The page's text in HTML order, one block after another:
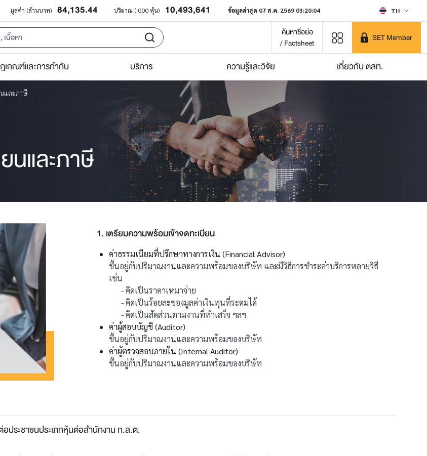
มูลค่า (ล้านบาท) 84,135.44 ปริมาณ ('000 หุ้น) 10,493,641 ข้อมูลล่าสุด 07 ส.ค. 2569 03:20:04 TH
ค้นหาชื่อย่อ
/ Factsheet
SET Member
เกณฑ์และการกำกับ บริการ ความรู้และวิจัย เกี่ยวกับ ตลท.
นและภาษี
นและภาษี
1. เตรียมความพร้อมเข้าจดทะเบียน
ค่าธรรมเนียมที่ปรึกษาทางการเงิน (Financial Advisor)
ขึ้นอยู่กับปริมาณงานและความพร้อมของบริษัท และมีวิธีการชำระค่าบริการหลายวิธี
เช่น
- คิดเป็นราคาเหมาจ่าย
- คิดเป็นร้อยละของมูลค่าเงินทุนที่ระดมได้
- คิดเป็นสัดส่วนตามงานที่ทำเสร็จ ฯลฯ
ค่าผู้สอบบัญชี (Auditor)
ขึ้นอยู่กับปริมาณงานและความพร้อมของบริษัท
ค่าผู้ตรวจสอบภายใน (Internal Auditor)
ขึ้นอยู่กับปริมาณงานและความพร้อมของบริษัท
ระชาชนประเภทหุ้นต่อสำนักงาน ก.ล.ต.